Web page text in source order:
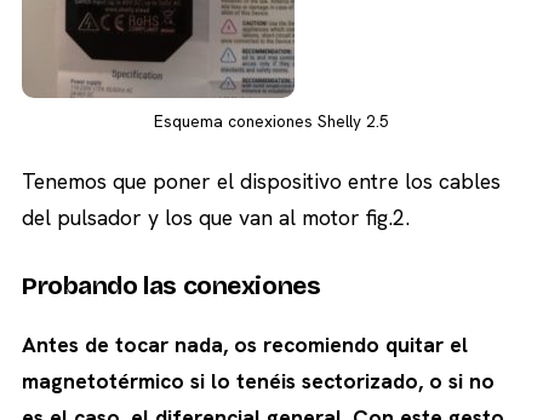
Esquema conexiones Shelly 2.5
Tenemos que poner el dispositivo entre los cables
del pulsador y los que van al motor fig.2.
Probando las conexiones
Antes de tocar nada, os recomiendo quitar el
magnetotérmico si lo tenéis sectorizado, o si no